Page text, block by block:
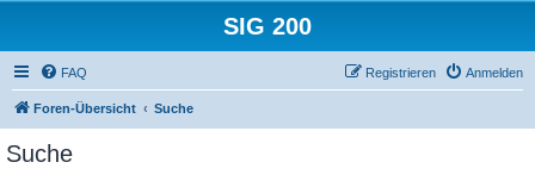
SIG 200
FAQ Anmelden
Registrieren
Foren-Übersicht Suche
Suche